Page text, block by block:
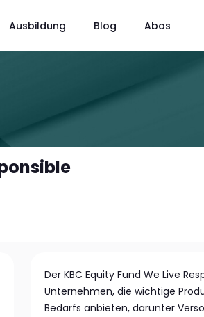
Ausbildung Blog Abos
Der KBC Equity Fund We Live
Unternehmen, die wichtige
Bedarfs anbieten, darunter